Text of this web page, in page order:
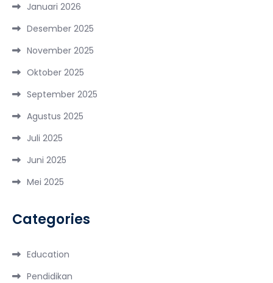
Januari 2026
Desember 2025
November 2025
Oktober 2025
September 2025
Agustus 2025
Juli 2025
Juni 2025
Mei 2025
Categories
Education
Pendidikan